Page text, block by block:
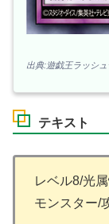
出典:遊戯王ラッシ
テキスト
レベル8/光
モンスター/